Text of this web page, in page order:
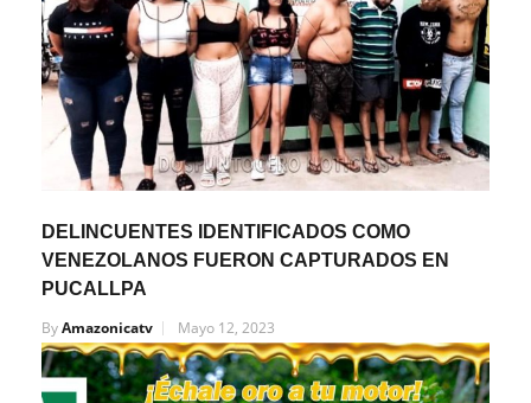
DELINCUENTES IDENTIFICADOS COMO
VENEZOLANOS FUERON CAPTURADOS EN
PUCALLPA
ByAmazonicatv Mayo 12, 2023